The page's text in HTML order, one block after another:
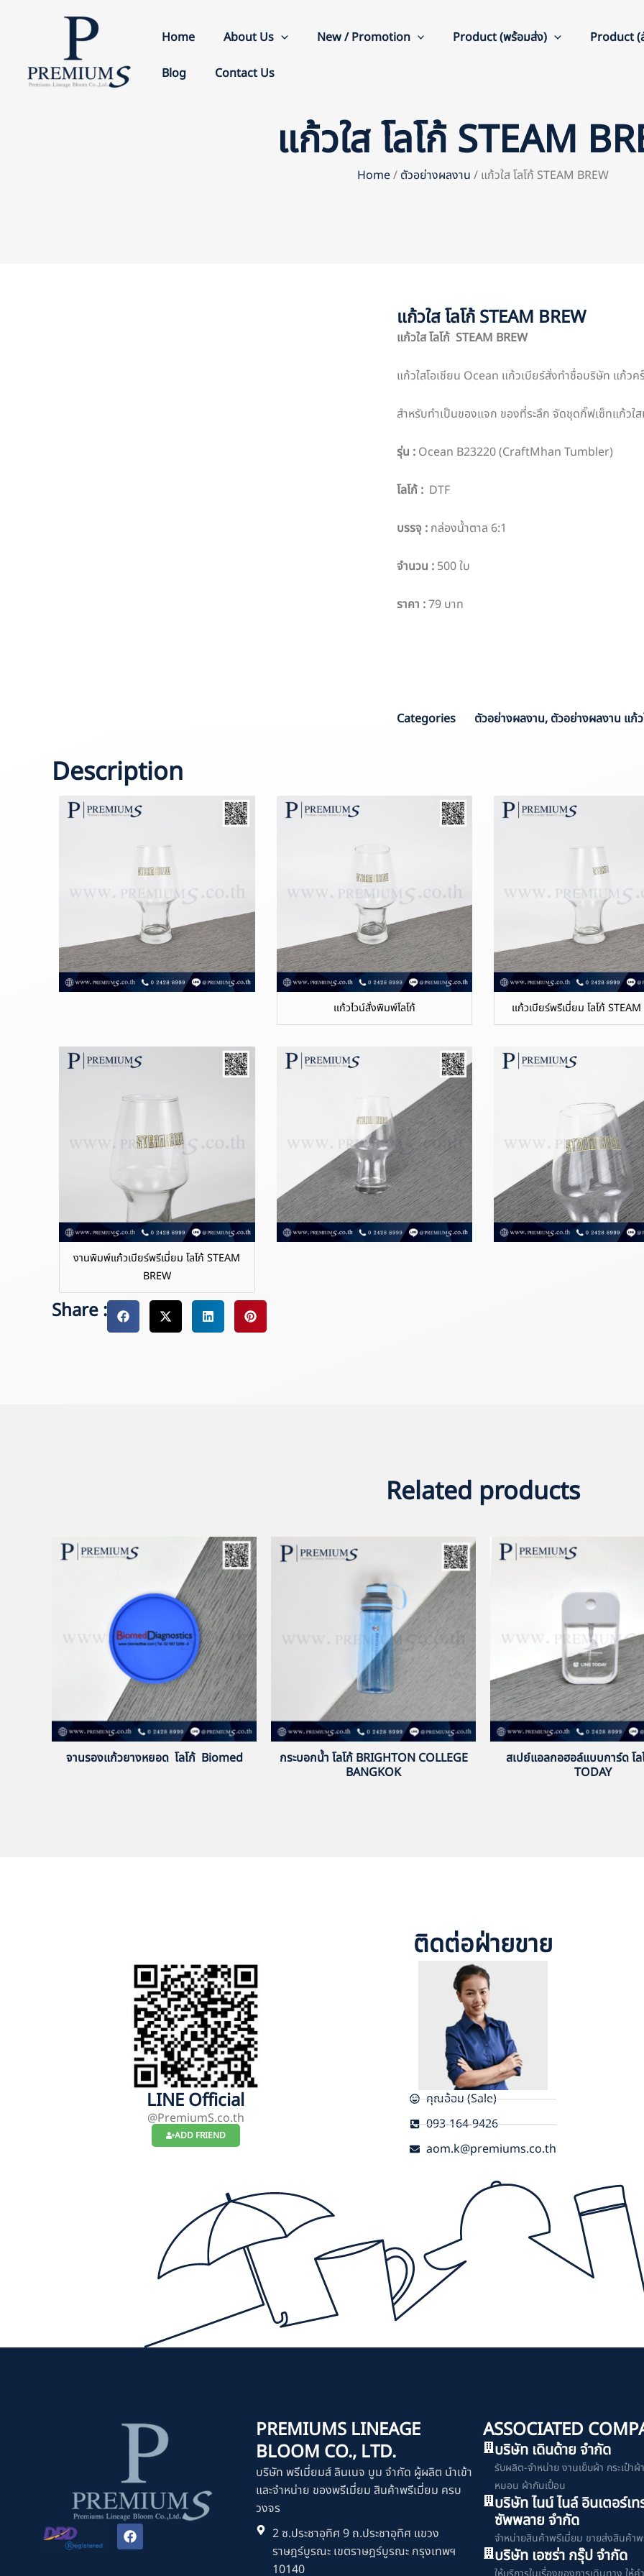
Home About Us New / Promotion Product (พร้อมส่ง) Product (
Blog Contact Us
แก้วใส โลโก้ STEAM
Home/ ตัวอย่างผลงาน / แก้วใส โลโก้ STEAM BREW
แก้วใส โลโก้ STEAM BREW
แก้วใส โลโก้ STEAM BREW
แก้วใสโอเชียน Ocean แก้วเบียร์สั่งทำชื่อบริษัท แก้ว
สำหรับทำเป็นของแจก ของที่ระลึก จัดชุดกิ๊ฟเซ็ทแก้วใ
รุ่น : Ocean B23220 (CraftMhan Tumbler)
โลโก้ : DTF
บรรจุ : กล่องน้ำตาล 6:1
จำนวน : 500 ใบ
ราคา :79 บาท
Categories ตัวอย่างผลงาน, ตัวอย่างผลงาน แก้
Description
แก้วไวน์สั่งพิมพ์โลโก้ แก้วเบียร์พรีเมี่ยม โลโก้ STEAM
งานพิมพ์แก้วเบียร์พรีเมี่ยม โลโก้ STEAM
BREW
Share :
Related products
จานรองแก้วยางหยอด โลโก้ Biomed
กระบอกน้ำ โลโก้ BRIGHTON COLLEGE
BANGKOK
สเปย์แอลกอฮอล์แบบการ์ด โล
TODAY
ติดต่อฝ่ายขาย
LINE Official
@PremiumS.co.th
ADD FRIEND
คุณอ้อม (Sale)
093-164-9426
aom.k@premiums.co.th
F
a
c
PREMIUMS LINEAGE
BLOOM CO., LTD.
บริษัท พรีเมี่ยมส์ ลินเนจ บูม จำกัด ผู้ผลิต นำเข้า
และจำหน่าย ของพรีเมี่ยม สินค้าพรีเมี่ยม ครบ
วงจร
2 ซ.ประชาอุทิศ 9 ถ.ประชาอุทิศ แขวง
ราษฎร์บูรณะ เขตราษฎร์บูรณะ กรุงเทพฯ
10140
ASSOCIATED
บริษัท เดินด้าย จำกัด
รับผลิต-จำหน่าย งานเย็บผ้า กระเป๋าผ้
หมอน ผ้ากันเปื้อน
บริษัท ไนน์ ไนล์ อินเตอร์เ
ซัพพลาย จำกัด
จำหน่ายสินค้าพรีเมี่ยม ขายส่งสินค้า
บริษัท เอซร่า กรุ๊ป จำกัด